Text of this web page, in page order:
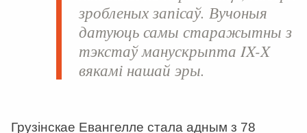
зробленых запісаў. Вучоныя
датуюць самы старажытны з
тэкстаў манускрыпта IX-X
вякамі нашай эры.
Грузінскае Евангелле стала адным з 78